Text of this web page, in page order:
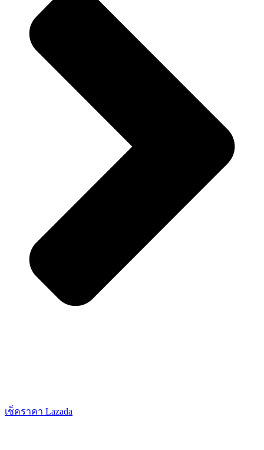
เช็คราคา Lazada